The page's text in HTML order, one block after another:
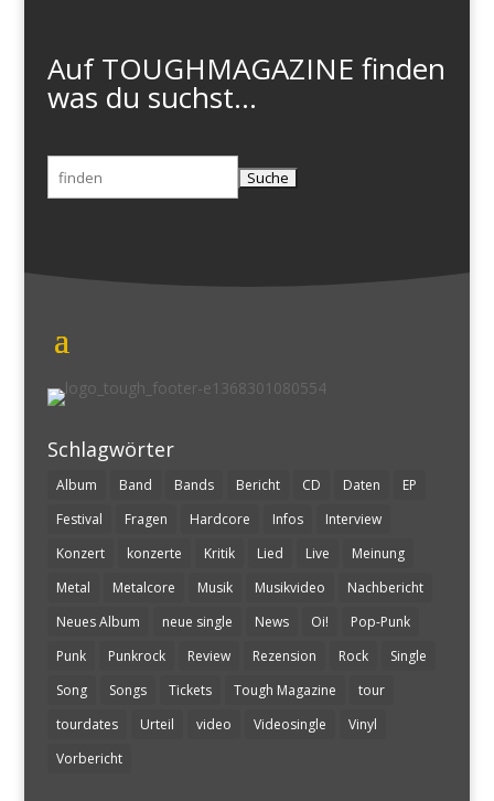
Auf TOUGHMAGAZINE finden
was du suchst...
Suchen
nach:
Schlagwörter
Album Band Bands Bericht CD Daten
EP
Festival
Fragen Hardcore Infos
Interview
Konzert
konzerte Kritik Lied Live
Meinung
Metal
Metalcore Musik Musikvideo
Nachbericht
Neues Album
neue single News Oi!
Pop-Punk
Punk
Punkrock Review Rezension Rock
Single
Song
Songs Tickets Tough Magazine
tour
tourdates
Urteil video Videosingle
Vinyl
Vorbericht